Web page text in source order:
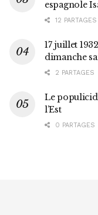
espagnole
12 PARTAGES
17 juillet
dimanche
2 PARTAGES
Le
l’Est
0 PARTAGES